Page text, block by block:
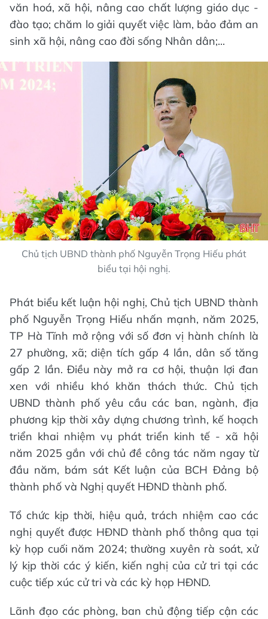
văn hoá, xã hội, nâng cao chất lượng giáo dục -
đào tạo; chăm lo giải quyết việc làm, bảo đảm an
sinh xã hội, nâng cao đời sống Nhân dân;...
Chủ tịch UBND thành phố Nguyễn Trọng Hiếu phát
biểu tại hội nghị.
Phát biểu kết luận hội nghị, Chủ tịch UBND thành
phố Nguyễn Trọng Hiếu nhấn mạnh, năm 2025,
TP Hà Tĩnh mở rộng với số đơn vị hành chính là
27 phường, xã; diện tích gấp 4 lần, dân số tăng
gấp 2 lần. Điều này mở ra cơ hội, thuận lợi đan
xen với nhiều khó khăn thách thức. Chủ tịch
UBND thành phố yêu cầu các ban, ngành, địa
phương kịp thời xây dựng chương trình, kế hoạch
triển khai nhiệm vụ phát triển kinh tế - xã hội
năm 2025 gắn với chủ đề công tác năm ngay từ
đầu năm, bám sát Kết luận của BCH Đảng bộ
thành phố và Nghị quyết HĐND thành phố.
Tổ chức kịp thời, hiệu quả, trách nhiệm cao các
nghị quyết được HĐND thành phố thông qua tại
kỳ họp cuối năm 2024; thường xuyên rà soát, xử
lý kịp thời các ý kiến, kiến nghị của cử tri tại các
cuộc tiếp xúc cử tri và các kỳ họp HĐND.
Lãnh đạo các phòng, ban chủ động tiếp cận các